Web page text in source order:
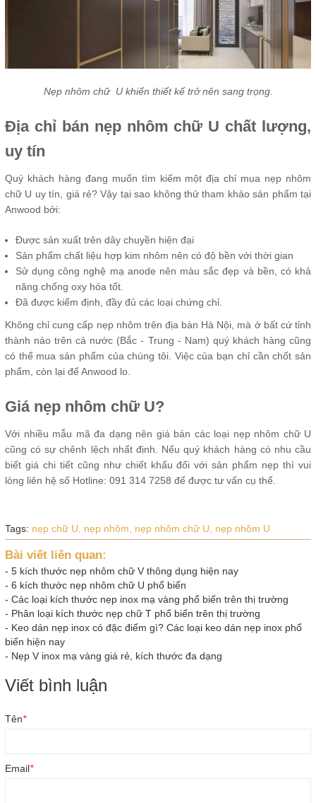
Nẹp nhôm chữ U khiến thiết kế trở nên sang trọng.
Địa chỉ bán nẹp nhôm chữ U chất lượng,
uy tín
Quý khách hàng đang muốn tìm kiếm một địa chỉ mua nẹp nhôm
chữ U uy tín, giá rẻ? Vậy tại sao không thử tham khảo sản phẩm tại
Anwood bởi:
Được sản xuất trên dây chuyền hiện đại
Sản phẩm chất liệu hợp kim nhôm nên có độ bền với thời gian
Sử dụng công nghệ mạ anode nên màu sắc đẹp và bền, có khả
năng chống oxy hóa tốt.
Đã được kiểm định, đầy đủ các loại chứng chỉ.
Không chỉ cung cấp nẹp nhôm trên địa bàn Hà Nội, mà ở bất cứ tỉnh
thành nào trên cả nước (Bắc - Trung - Nam) quý khách hàng cũng
có thể mua sản phẩm của chúng tôi. Việc của bạn chỉ cần chốt sản
phẩm, còn lại để Anwood lo.
Giá nẹp nhôm chữ U?
Với nhiều mẫu mã đa dạng nên giá bán các loại nẹp nhôm chữ U
cũng có sự chênh lệch nhất định. Nếu quý khách hàng có nhu cầu
biết giá chi tiết cũng như chiết khấu đối với sản phẩm nẹp thì vui
lòng liên hệ số Hotline: 091 314 7258 để được tư vấn cụ thể.
Tags: nẹp chữ U, nẹp nhôm, nẹp nhôm chữ U, nẹp nhôm U
Bài viết liên quan:
- 5 kích thước nẹp nhôm chữ V thông dụng hiện nay
- 6 kích thước nẹp nhôm chữ U phổ biến
- Các loại kích thước nẹp inox mạ vàng phổ biến trên thị trường
- Phân loại kích thước nẹp chữ T phổ biến trên thị trường
- Keo dán nẹp inox có đặc điểm gì? Các loại keo dán nẹp inox phổ
biến hiện nay
- Nẹp V inox mạ vàng giá rẻ, kích thước đa dạng
Viết bình luận
Tên*
Email*